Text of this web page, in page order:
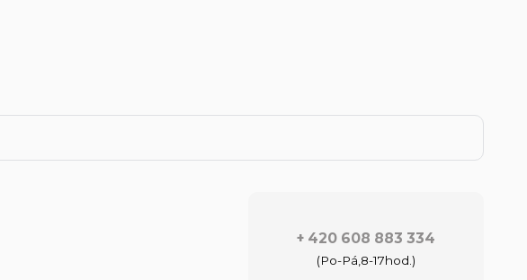
+ 420 608 883 334
(Po-Pá,8-17hod.)